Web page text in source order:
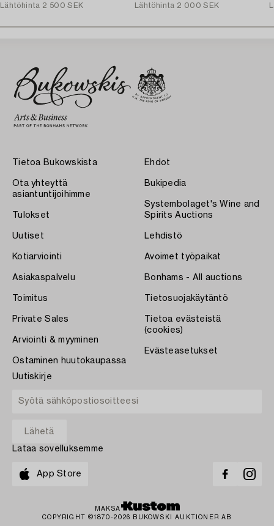
Lähtöhinta 2 500 SEK
Lähtöhinta 2 000 SEK
Tietoa Bukowskista
Ota yhteyttä
asiantuntijoihimme
Tulokset
Uutiset
Kotiarviointi
Asiakaspalvelu
Toimitus
Private Sales
Arviointi & myyminen
Ostaminen huutokaupassa
Ehdot
Bukipedia
Systembolaget's Wine and
Spirits Auctions
Lehdistö
Avoimet työpaikat
Bonhams - All auctions
Tietosuojakäytäntö
Tietoa evästeistä
(cookies)
Evästeasetukset
Uutiskirje
Lataa sovelluksemme
App Store
MAKSA
COPYRIGHT ©1870-2026 BUKOWSKI AUKTIONER AB